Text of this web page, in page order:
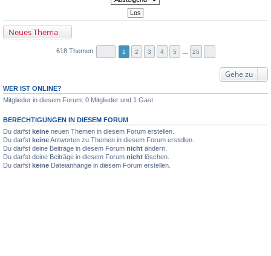
Neues Thema
618 Themen 1 2 3 4 5 25
Gehe zu
WER IST ONLINE?
Mitglieder in diesem Forum: 0 Mitglieder und 1 Gast
BERECHTIGUNGEN IN DIESEM FORUM
Du darfst keine neuen Themen in diesem Forum erstellen.
Du darfst keineAntworten zu Themen in diesem Forum erstellen.
Du darfst deine Beiträge in diesem Forum nicht ändern.
Du darfst deine Beiträge in diesem Forum nicht löschen.
Du darfst keine Dateianhänge in diesem Forum erstellen.